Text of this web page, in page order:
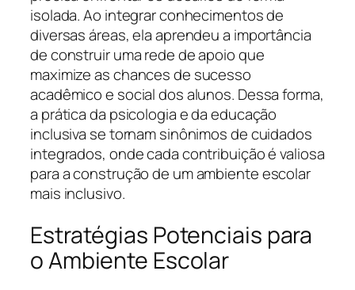
isolada. Ao integrar conhecimentos de
diversas áreas, ela aprendeu a importância
de construir uma rede de apoio que
maximize as chances de sucesso
acadêmico e social dos alunos. Dessa forma,
a prática da psicologia e da educação
inclusiva se tornam sinônimos de cuidados
integrados, onde cada contribuição é valiosa
para a construção de um ambiente escolar
mais inclusivo.
Estratégias Potenciais para
o Ambiente Escolar